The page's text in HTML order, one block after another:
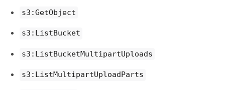
s3:GetObject
s3:ListBucket
s3:ListBucketMultipartUploads
s3:ListMultipartUploadParts